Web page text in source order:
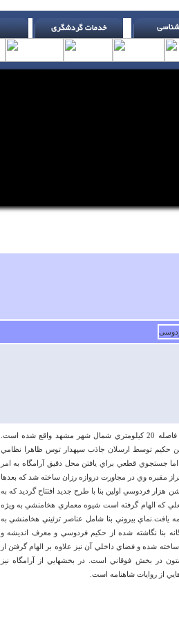
آرامگاه حكيم ابوالقاسم فردوسي توسي در ميان باغي مصفا به فاصله 20 كيلومتري شمال شهر مشهد واقع شده است.
حكيم توسط ارسلان جاذب سپهدار توس ظاهرا نظامي
است اما جستجوي قطعي براي يافتن محل دقيق آرامگاه به امر
مقبره وي در مجاورت دروازه رزان ساخته شد كه بعدها
با برگزاري جشن هزار فردوسي اولين بنا با طرح جديد افتتاح گرديد كه به
كه الهام گرفته است شيوه معماري هخامنشي به ويژه
بود در سال 1342 آغاز و در سال 1346 ه.ق خاتمه يافت.نماي بيروني بنا شامل عناصر تزئيني هخامنشي به
بنا نگاشته شده از حكيم فردوسي و معرف انديشه و
شده و فضاي داخلي آن نيز علاوه بر الهام گرفتن از
دوره اشكاني شامل 20 ستون مرمري در پائين و 8 ستون در بخش فوقاني است. در بخشهايي از آرامگاه نيز
از روايات شاهنامه است.